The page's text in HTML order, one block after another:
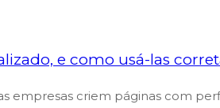
e como usá-las
empresas criem páginas com